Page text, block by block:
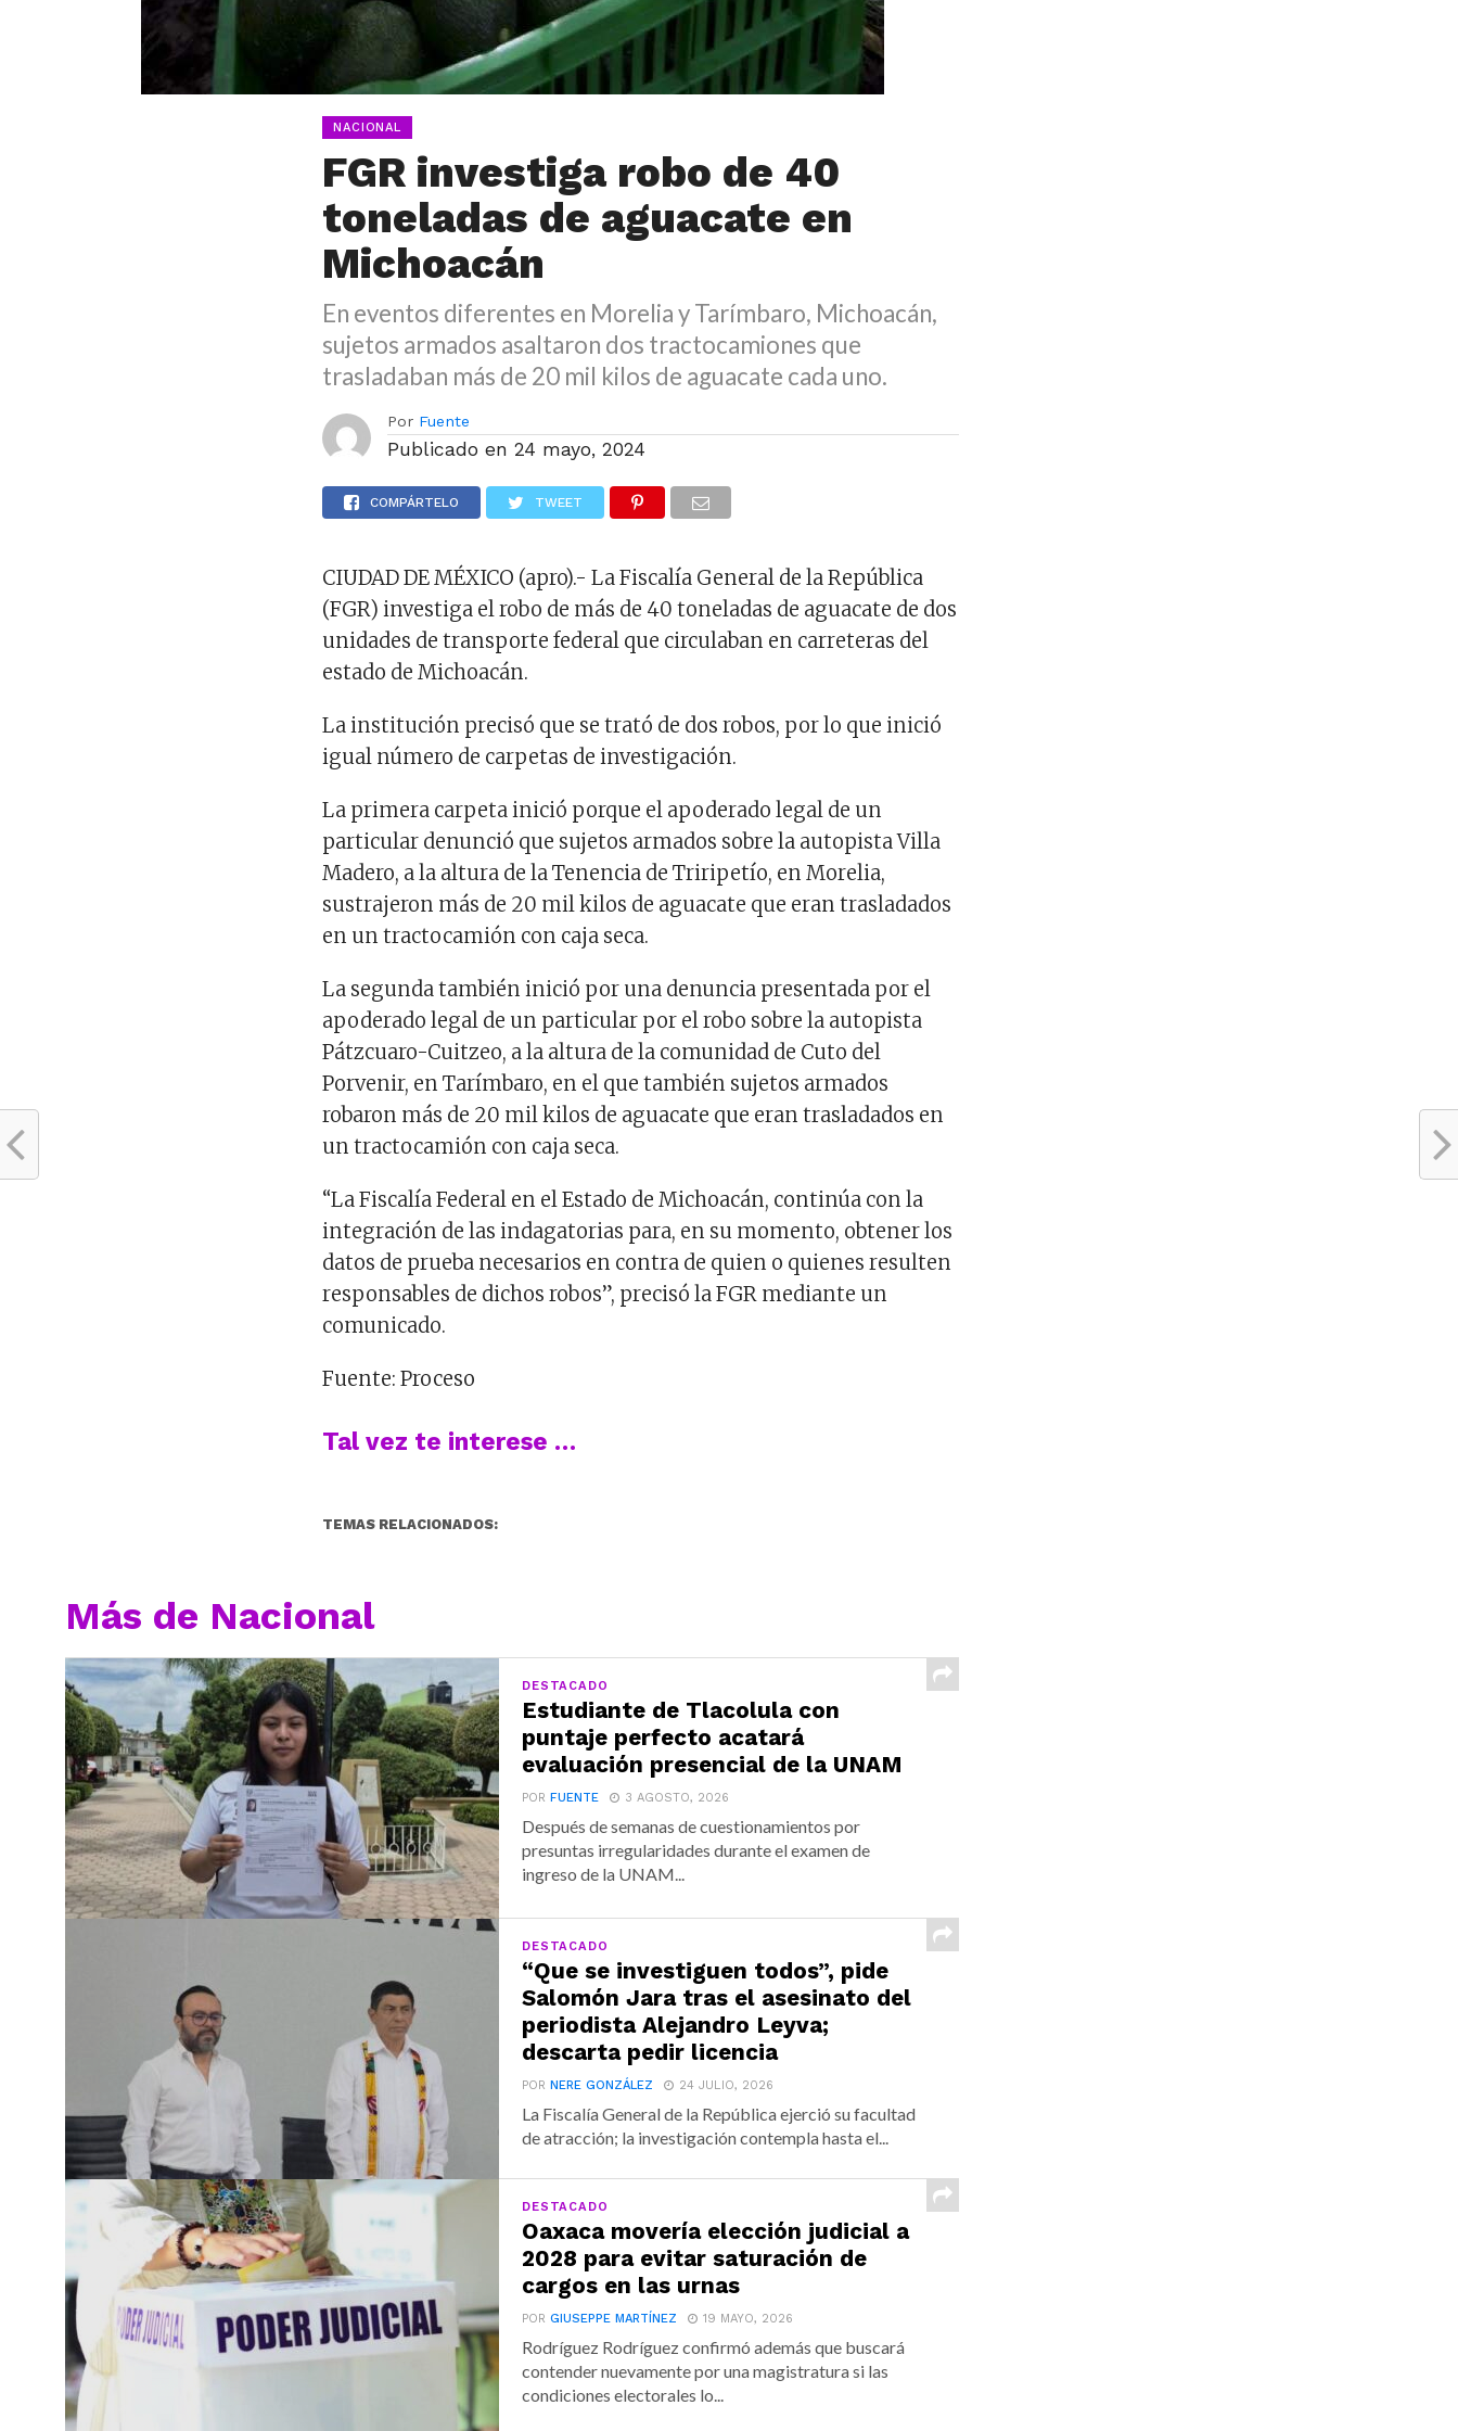
NACIONAL
FGR investiga robo de 40
toneladas de aguacate en
Michoacán
En eventos diferentes en Morelia y Tarímbaro, Michoacán,
sujetos armados asaltaron dos tractocamiones que
trasladaban más de 20 mil kilos de aguacate cada uno.
Por Fuente
Publicado en 24 mayo, 2024
COMPÁRTELO TWEET
CIUDAD DE MÉXICO (apro).- La Fiscalía General de la República
(FGR) investiga el robo de más de 40 toneladas de aguacate de dos
unidades de transporte federal que circulaban en carreteras del
estado de Michoacán.
La institución precisó que se trató de dos robos, por lo que inició
igual número de carpetas de investigación.
La primera carpeta inició porque el apoderado legal de un
particular denunció que sujetos armados sobre la autopista Villa
Madero, a la altura de la Tenencia de Triripetío, en Morelia,
sustrajeron más de 20 mil kilos de aguacate que eran trasladados
en un tractocamión con caja seca.
La segunda también inició por una denuncia presentada por el
apoderado legal de un particular por el robo sobre la autopista
Pátzcuaro-Cuitzeo, a la altura de la comunidad de Cuto del
Porvenir, en Tarímbaro, en el que también sujetos armados
robaron más de 20 mil kilos de aguacate que eran trasladados en
un tractocamión con caja seca.
“La Fiscalía Federal en el Estado de Michoacán, continúa con la
integración de las indagatorias para, en su momento, obtener los
datos de prueba necesarios en contra de quien o quienes resulten
responsables de dichos robos”, precisó la FGR mediante un
comunicado.
Fuente: Proceso
Tal vez te interese …
TEMAS RELACIONADOS:
Más de Nacional
DESTACADO
Estudiante de Tlacolula con
puntaje perfecto acatará
evaluación presencial de la UNAM
PORFUENTE 3 AGOSTO, 2026
Después de semanas de cuestionamientos por
presuntas irregularidades durante el examen de
ingreso de la UNAM...
DESTACADO
“Que se investiguen todos”, pide
Salomón Jara tras el asesinato del
periodista Alejandro Leyva;
descarta pedir licencia
PORNERE GONZÁLEZ 24 JULIO, 2026
La Fiscalía General de la República ejerció su facultad
de atracción; la investigación contempla hasta el...
DESTACADO
Oaxaca movería elección judicial a
2028 para evitar saturación de
cargos en las urnas
PORGIUSEPPE MARTÍNEZ 19 MAYO, 2026
Rodríguez Rodríguez confirmó además que buscará
contender nuevamente por una magistratura si las
condiciones electorales lo...